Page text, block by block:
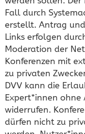
Fall durch
erstellt. Antrag
Links erfolgen
Moderation der
Konferenzen mit
zu privaten
DVV kann die
Expert*innen ohne
widerrufen.
dürfen nicht zu